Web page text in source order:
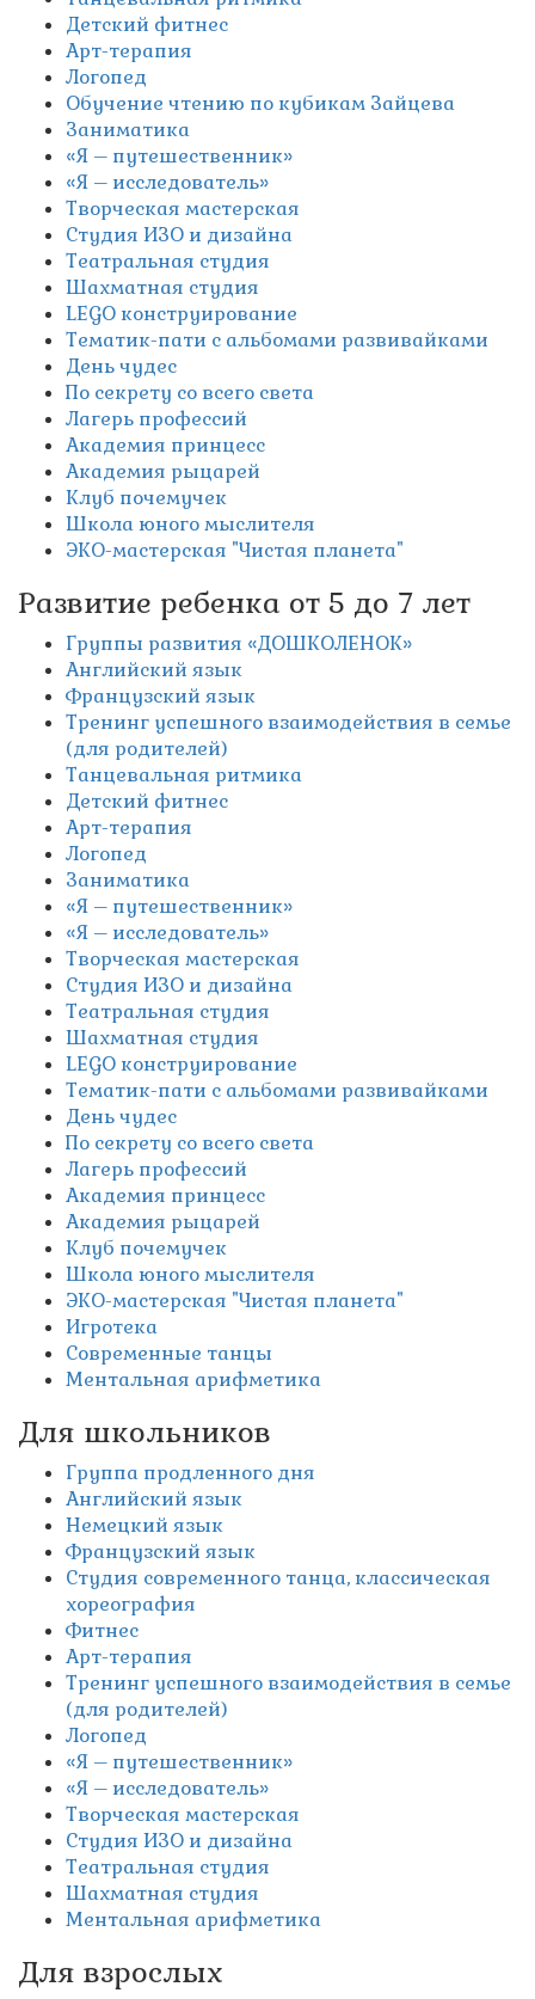
Детский фитнес
Арт-терапия
Логопед
Обучение чтению по кубикам Зайцева
Заниматика
«Я – путешественник»
«Я – исследователь»
Творческая мастерская
Студия ИЗО и дизайна
Театральная студия
Шахматная студия
LEGO конструирование
Тематик-пати с альбомами развивайками
День чудес
По секрету со всего света
Лагерь профессий
Академия принцесс
Академия рыцарей
Клуб почемучек
Школа юного мыслителя
ЭКО-мастерская "Чистая планета"
Развитие ребенка от 5 до 7 лет
Группы развития «ДОШКОЛЕНОК»
Английский язык
Французский язык
Тренинг успешного взаимодействия в семье
(для родителей)
Танцевальная ритмика
Детский фитнес
Арт-терапия
Логопед
Заниматика
«Я – путешественник»
«Я – исследователь»
Творческая мастерская
Студия ИЗО и дизайна
Театральная студия
Шахматная студия
LEGO конструирование
Тематик-пати с альбомами развивайками
День чудес
По секрету со всего света
Лагерь профессий
Академия принцесс
Академия рыцарей
Клуб почемучек
Школа юного мыслителя
ЭКО-мастерская "Чистая планета"
Игротека
Современные танцы
Ментальная арифметика
Для школьников
Группа продленного дня
Английский язык
Немецкий язык
Французский язык
Студия современного танца, классическая
хореография
Фитнес
Арт-терапия
Тренинг успешного взаимодействия в семье
(для родителей)
Логопед
«Я – путешественник»
«Я – исследователь»
Творческая мастерская
Студия ИЗО и дизайна
Театральная студия
Шахматная студия
Ментальная арифметика
Для взрослых